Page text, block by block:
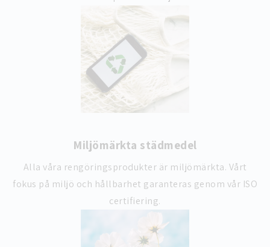
Miljömärkta städmedel
Alla våra rengöringsprodukter är miljömärkta. Vårt
fokus på miljö och hållbarhet garanteras genom vår ISO
certifiering.